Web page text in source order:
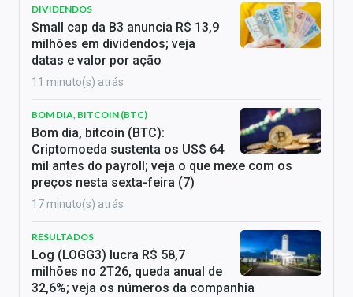
DIVIDENDOS
Small cap da B3 anuncia R$ 13,9
milhões em dividendos; veja
datas e valor por ação
11 minuto(s) atrás
BOM DIA, BITCOIN (BTC)
Bom dia, bitcoin (BTC):
Criptomoeda sustenta os US$ 64
mil antes do payroll; veja o que mexe com os
preços nesta sexta-feira (7)
17 minuto(s) atrás
RESULTADOS
Log (LOGG3) lucra R$ 58,7
milhões no 2T26, queda anual de
32,6%; veja os números da companhia